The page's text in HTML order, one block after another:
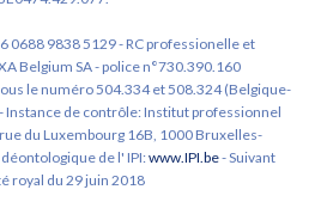
0688 9838 5129 - RC professionelle et
Belgium SA - police n°730.390.160
le numéro 504.334 et 508.324 (Belgique-
de contrôle: Institut professionnel
du Luxembourg 16B, 1000 Bruxelles-
de l' IPI:www.IPI.be- Suivant
royal du 29 juin 2018